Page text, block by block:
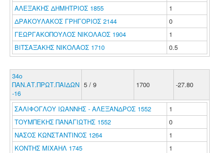
ΑΛΕΞΑΚΗΣ ΔΗΜΗΤΡΙΟΣ 1855
1
ΔΡΑΚΟΥΛΑΚΟΣ ΓΡΗΓΟΡΙΟΣ 2144
0
ΓΕΩΡΓΑΚΟΠΟΥΛΟΣ ΝΙΚΟΛΑΟΣ 1904
1
ΒΙΤΣΑΞΑΚΗΣ ΝΙΚΟΛΑΟΣ 1710
0.5
34ο
ΠΑΝ.ΑΤ.ΠΡΩΤ.ΠΑΙΔΩΝ
-16
5 / 9 1700 -27.80
ΣΑΛΙΦΟΓΛΟΥ ΙΩΑΝΝΗΣ - ΑΛΕΞΑΝΔΡΟΣ 1552
1
ΤΟΥΜΠΕΚΗΣ ΠΑΝΑΓΙΩΤΗΣ 1552
0
ΝΑΣΟΣ ΚΩΝΣΤΑΝΤΙΝΟΣ 1264
1
ΚΟΝΤΗΣ ΜΙΧΑΗΛ 1745
1